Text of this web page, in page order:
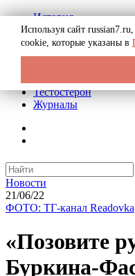
История
Биография
Криминал
Реклама на сайте
Тестостерон
Журналы
Новости
21/06/22
ФОТО: ТГ-канал Readovka
«Позовите
Буркина-
Используя сайт
cookie, которые указаны в